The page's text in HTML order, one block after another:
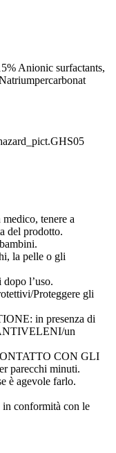
Anionic surfactants,
tenere a
del prodotto.
la pelle o gli
l’uso.
Proteggere gli
in presenza di
un
CON GLI
parecchi minuti.
è agevole farlo.
conformità con le